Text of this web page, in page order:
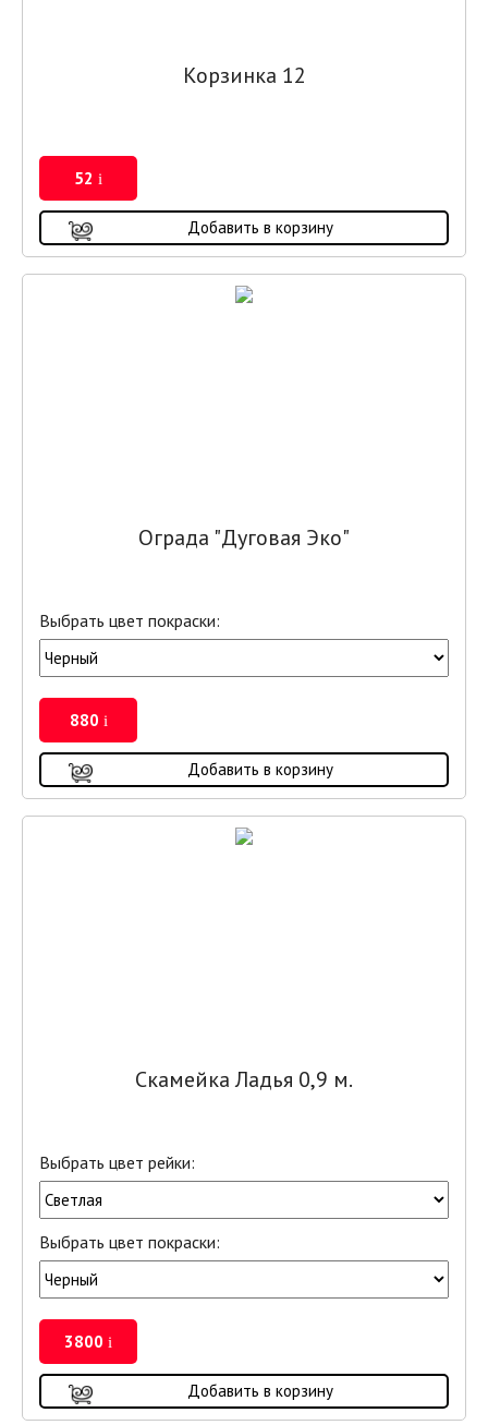
Корзинка 12
52 i
Добавить в корзину
Ограда "Дуговая Эко"
Выбрать цвет покраски:
880 i
Добавить в корзину
Скамейка Ладья 0,9 м.
Выбрать цвет рейки:
Выбрать цвет покраски:
3800 i
Добавить в корзину